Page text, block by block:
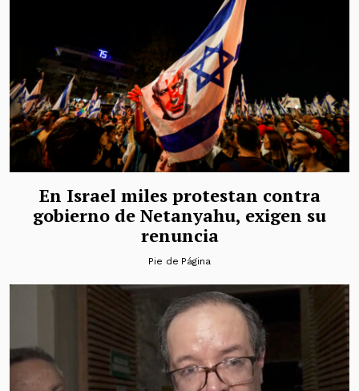
En Israel miles protestan contra
gobierno de Netanyahu, exigen su
renuncia
Pie de Página